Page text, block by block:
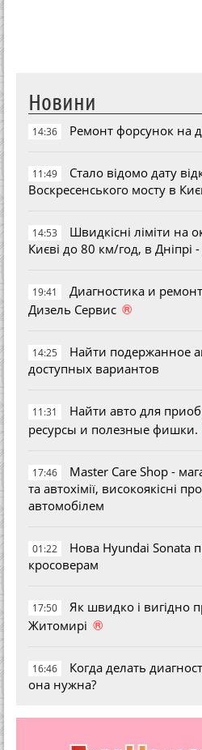
Новини
14:36 Ремонт форсунок на
11:49
Стало відомо дату
Воскресенського мосту в
14:53
Швидкісні ліміти на
Києві до 80 км/год, в Дніпрі
19:41
Диагностика и
Дизель Сервис ®
14:25
Найти подержанное
доступных вариантов
11:31
Найти авто для
ресурсы и полезные фишки.
17:46
Master Care Shop -
та автохімії, високоякісні
автомобілем
01:22
Нова Hyundai Sonata
кросоверам
17:50
Як швидко і вигідно
Житомирі ®
16:46
Когда делать
она нужна?